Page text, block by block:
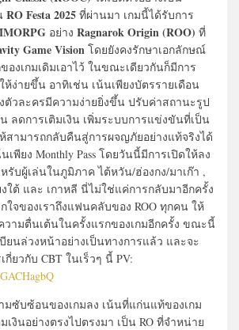
RO Festa 2025 ที่ผ่านมา เกมนี้ได้รับการ
อย่าง Ragnarok Origin (ROO) ที่
Game Vision โดยยังคงรักษาเอกลักษณ์
องเกมเดิมเอาไว้ ในขณะเดียวกันก็มีการ
ห้ง่ายขึ้น อาทิเช่น เน้นเพียงบัตรรายเดือน
ตัวละครมีความง่ายยิ่งขึ้น ปรับค่าสถานะรูป
ลดการเติมเงิน เพิ่มระบบการแข่งขันที่เป็น
สามารถกลับคืนสู่การผจญภัยอย่างแท้จริงได้
เพียง Monthly Pass โดยวันนี้มีการเปิดให้ลง
รับผู้เล่นในภูมิภาค ไต้หวัน/ฮ่องกง/มาเก๊า ,
งใต้ และ เกาหลี นี่ไม่ใช่แค่การกลับมาอีกครั้ง
ใจของเราถึงแฟนคลับของ ROO ทุกคน ให้
วามตื่นเต้นในครั้งแรกของเกมอีกครั้ง ขณะนี้
ยนล่วงหน้าอย่างเป็นทางการแล้ว และจะ
ยวกับ CBT ในเร็วๆ นี้ PV:
มซับซ้อนของเกมลง เน้นที่แก่นแท้ของเกม
งินอย่างตรงไปตรงมา เป็น RO ที่จำหน่าย